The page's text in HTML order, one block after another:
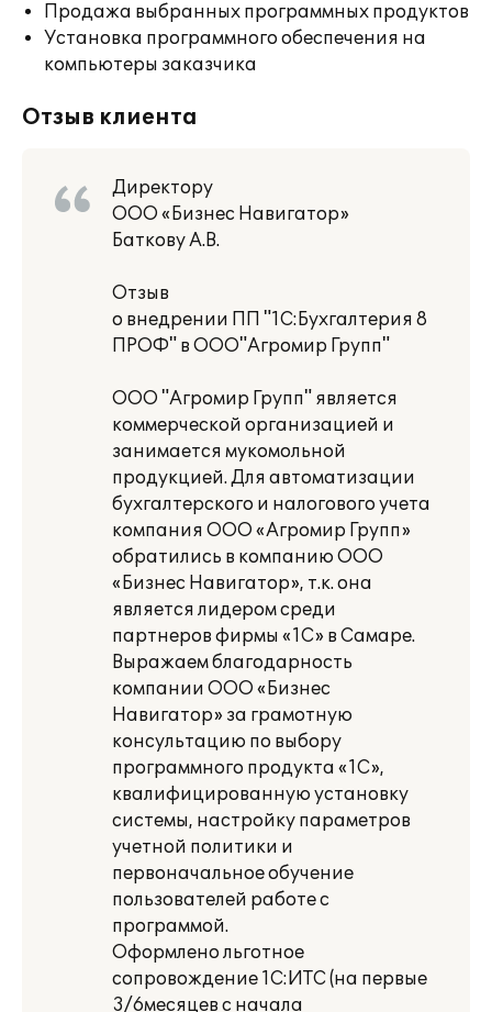
Продажа выбранных программных продуктов
Установка программного обеспечения на
компьютеры заказчика
Отзыв клиента
Директору
ООО «Бизнес Навигатор»
Баткову А.В.
Отзыв
о внедрении ПП "1С:Бухгалтерия 8
ПРОФ" в ООО"Агромир Групп"
ООО "Агромир Групп" является
коммерческой организацией и
занимается мукомольной
продукцией. Для автоматизации
бухгалтерского и налогового учета
компания ООО «Агромир Групп»
обратились в компанию ООО
«Бизнес Навигатор», т.к. она
является лидером среди
партнеров фирмы «1С» в Самаре.
Выражаем благодарность
компании ООО «Бизнес
Навигатор» за грамотную
консультацию по выбору
программного продукта «1С»,
квалифицированную установку
системы, настройку параметров
учетной политики и
первоначальное обучение
пользователей работе с
программой.
Оформлено льготное
сопровождение 1С:ИТС (на первые
3/6месяцев с начала